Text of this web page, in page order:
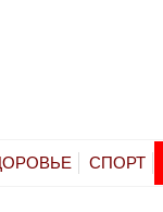
СПОРТ